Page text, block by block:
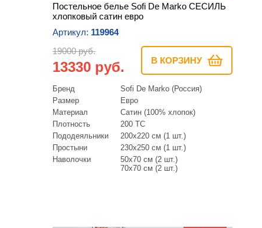
Постельное белье Sofi De Marko СЕСИЛЬ
хлопковый сатин евро
Артикул: 119964
19000 руб.
13330 руб. В КОРЗИНУ
Бренд
Sofi De Marko (Россия)
Размер
Евро
Материал
Сатин (100% хлопок)
Плотность
200 ТС
Пододеяльники
200х220 см (1 шт.)
Простыни
230х250 см (1 шт.)
Наволочки
50х70 см (2 шт.)
70х70 см (2 шт.)